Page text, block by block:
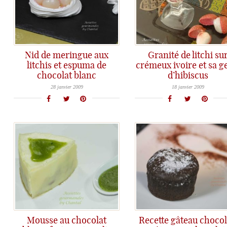
Nid de meringue aux
litchis et espuma de
chocolat blanc
Oui, je sais, le jeu du fruit vedette le litchi est fini depuis plus d'une semaine! Alors pourquoi une recette
28 janvier 2009
Granité de litchi
crémeux ivoire et sa
d’hibiscus
Je vous l'ai déjà dit, c'est la bousculade avec les recettes sur le litchi! Mais il serait bien dommage de
18 janvier 2009
Mousse au chocolat
Recette gâteau